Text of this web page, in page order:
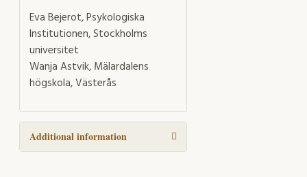
Eva Bejerot, Psykologiska
Institutionen, Stockholms
universitet
Wanja Astvik, Mälardalens
högskola, Västerås
Additional information